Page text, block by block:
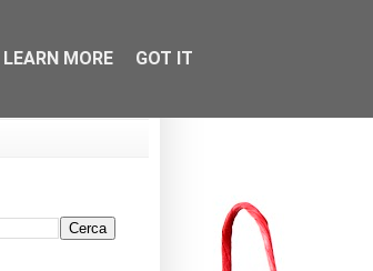
LEARN MORE GOT IT